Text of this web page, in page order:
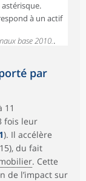
à un actif
base 2010..
par
11
fois leur
). Il accélère
du fait
. Cette
de l’impact sur